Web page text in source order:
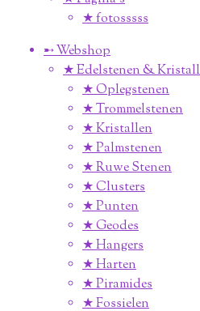
★ fotosssss
➸ Webshop
★ Edelstenen &
★ Oplegstenen
★ Trommelstenen
★ Kristallen
★ Palmstenen
★ Ruwe Stenen
★ Clusters
★ Punten
★ Geodes
★ Hangers
★ Harten
★ Piramides
★ Fossielen